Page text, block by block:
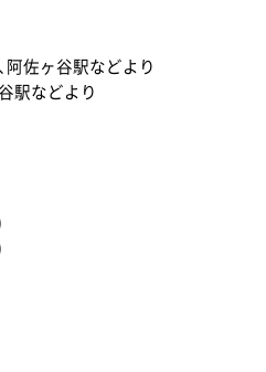
阿佐ヶ谷駅などより
駅などより